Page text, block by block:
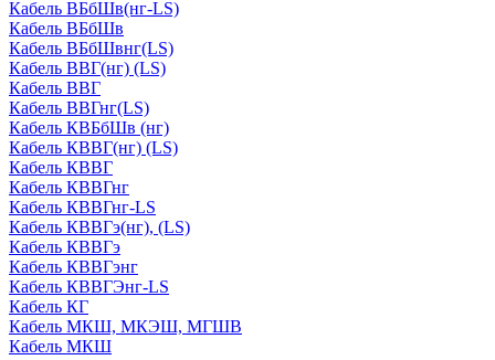
Кабель ВБбШв(нг-LS)
Кабель ВБбШв
Кабель ВБбШвнг(LS)
Кабель ВВГ(нг) (LS)
Кабель ВВГ
Кабель ВВГнг(LS)
Кабель КВБбШв (нг)
Кабель КВВГ(нг) (LS)
Кабель КВВГ
Кабель КВВГнг
Кабель КВВГнг-LS
Кабель КВВГэ(нг), (LS)
Кабель КВВГэ
Кабель КВВГэнг
Кабель КВВГЭнг-LS
Кабель КГ
Кабель МКШ, МКЭШ, МГШВ
Кабель МКШ